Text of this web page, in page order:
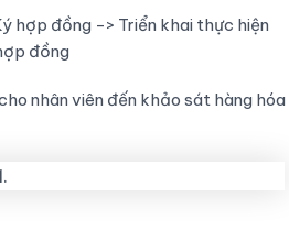
hợp đồng -> Triển khai thực hiện
đồng
nhân viên đến khảo sát hàng